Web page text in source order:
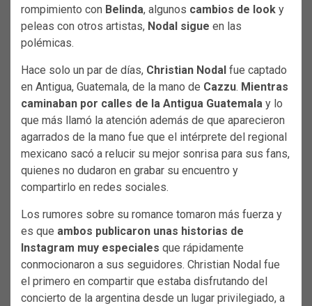
rompimiento con Belinda, algunos cambios de look y
peleas con otros artistas, Nodal sigue en las
polémicas.
Hace solo un par de días, Christian Nodal fue captado
en Antigua, Guatemala, de la mano de Cazzu. Mientras
caminaban por calles de la Antigua Guatemala y lo
que más llamó la atención además de que aparecieron
agarrados de la mano fue que el intérprete del regional
mexicano sacó a relucir su mejor sonrisa para sus fans,
quienes no dudaron en grabar su encuentro y
compartirlo en redes sociales.
Los rumores sobre su romance tomaron más fuerza y
es que ambos publicaron unas historias de
Instagram muy especiales que rápidamente
conmocionaron a sus seguidores. Christian Nodal fue
el primero en compartir que estaba disfrutando del
concierto de la argentina desde un lugar privilegiado, a